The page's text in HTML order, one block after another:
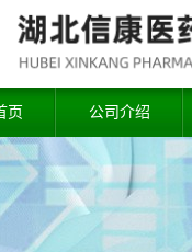
页 公司介绍